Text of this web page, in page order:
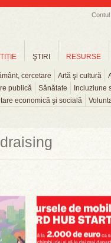
ŞTIRI
cercetare Artă şi cultură
publică
Sănătate Incluziune
economică şi socială
RESURSE